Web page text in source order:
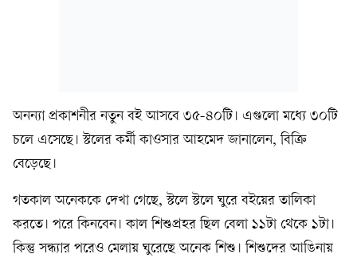
অনন্যা প্রকাশনীর নতুন বই আসবে ৩৫-৪০টি। এগুলো মধ্যে ৩০টি
চলে এসেছে। স্টলের কর্মী কাওসার আহমেদ জানালেন, বিক্রি
বেড়েছে।
গতকাল অনেককে দেখা গেছে, স্টলে স্টলে ঘুরে বইয়ের তালিকা
করতে। পরে কিনবেন। কাল শিশুপ্রহর ছিল বেলা ১১টা থেকে ১টা।
কিন্তু সন্ধ্যার পরেও মেলায় ঘুরেছে অনেক শিশু। শিশুদের আঙিনায়